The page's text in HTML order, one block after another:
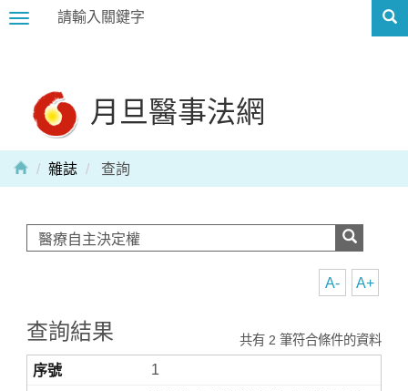
Toggle
月旦醫事法網
雜誌 查詢
A+
A-
查詢結果 共有 2 筆符合條件的資料
1